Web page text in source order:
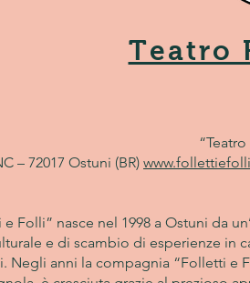
Teatro
– 72017 Ostuni (BR)
e Folli” nasce nel 1998 a Ostuni da
e di scambio di esperienze in
Negli anni la compagnia “Folletti e